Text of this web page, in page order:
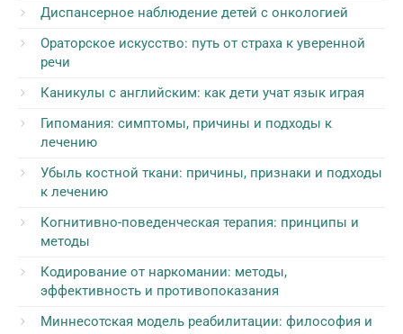
Диспансерное наблюдение детей с онкологией
Ораторское искусство: путь от страха к уверенной
речи
Каникулы с английским: как дети учат язык играя
Гипомания: симптомы, причины и подходы к
лечению
Убыль костной ткани: причины, признаки и подходы
к лечению
Когнитивно-поведенческая терапия: принципы и
методы
Кодирование от наркомании: методы,
эффективность и противопоказания
Миннесотская модель реабилитации: философия и